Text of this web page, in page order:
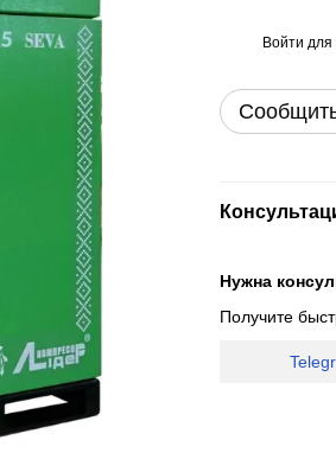
Войти для
Нужна
Получите